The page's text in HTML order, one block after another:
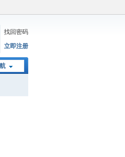
找回密码
立即注册